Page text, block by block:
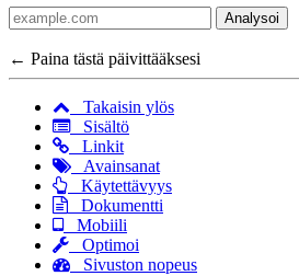
Analysoi
← Paina tästä päivittääksesi
Takaisin ylös
Sisältö
Linkit
Avainsanat
Käytettävyys
Dokumentti
Mobiili
Optimoi
Sivuston nopeus